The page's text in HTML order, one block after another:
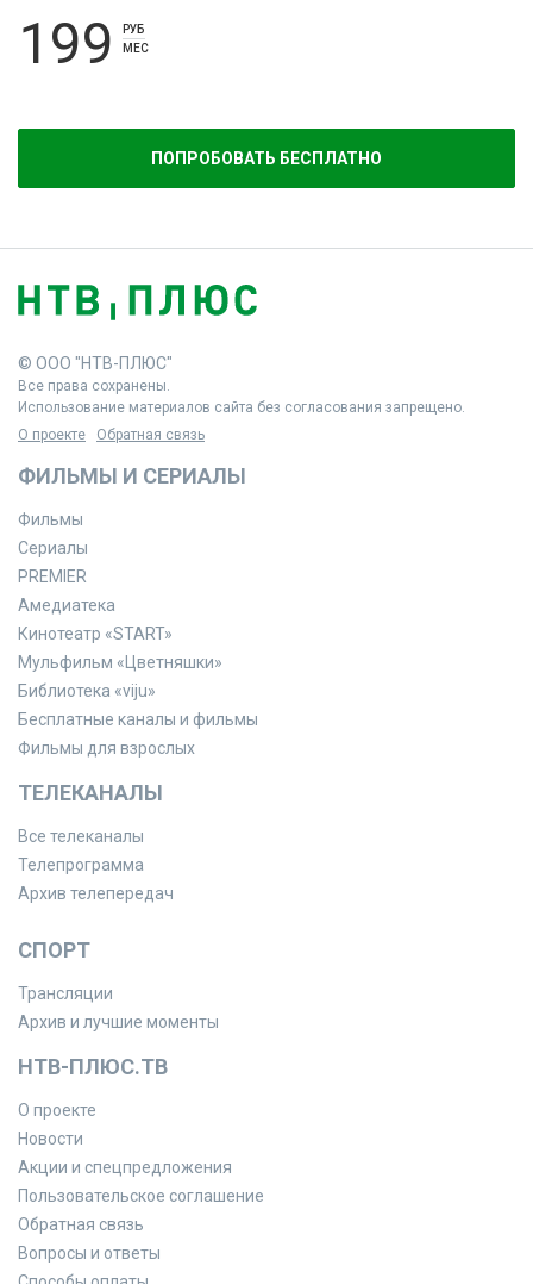
199
РУБ
МЕС
ПОПРОБОВАТЬ БЕСПЛАТНО
© ООО "НТВ-ПЛЮС"
Все права сохранены.
Использование материалов сайта без согласования запрещено.
О проекте
Обратная связь
ФИЛЬМЫ И СЕРИАЛЫ
Фильмы
Сериалы
PREMIER
Амедиатека
Кинотеатр «START»
Мульфильм «Цветняшки»
Библиотека «viju»
Бесплатные каналы и фильмы
Фильмы для взрослых
ТЕЛЕКАНАЛЫ
Все телеканалы
Телепрограмма
Архив телепередач
СПОРТ
Трансляции
Архив и лучшие моменты
НТВ-ПЛЮС.ТВ
О проекте
Новости
Акции и спецпредложения
Пользовательское соглашение
Обратная связь
Вопросы и ответы